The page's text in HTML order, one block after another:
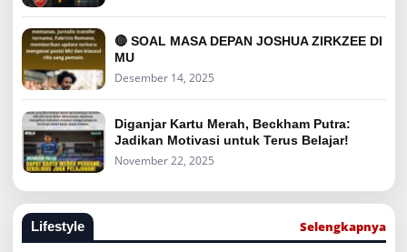
🔴 SOAL MASA DEPAN JOSHUA ZIRKZEE DI
MU
Desember 14, 2025
Diganjar Kartu Merah, Beckham Putra:
Jadikan Motivasi untuk Terus Belajar!
November 22, 2025
Lifestyle Selengkapnya